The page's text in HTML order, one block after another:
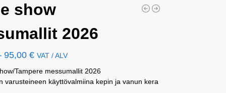
show
2026
95,00€ VAT / ALV
Tampere messumallit 2026
varusteineen käyttövalmiina kepin ja vanun kera